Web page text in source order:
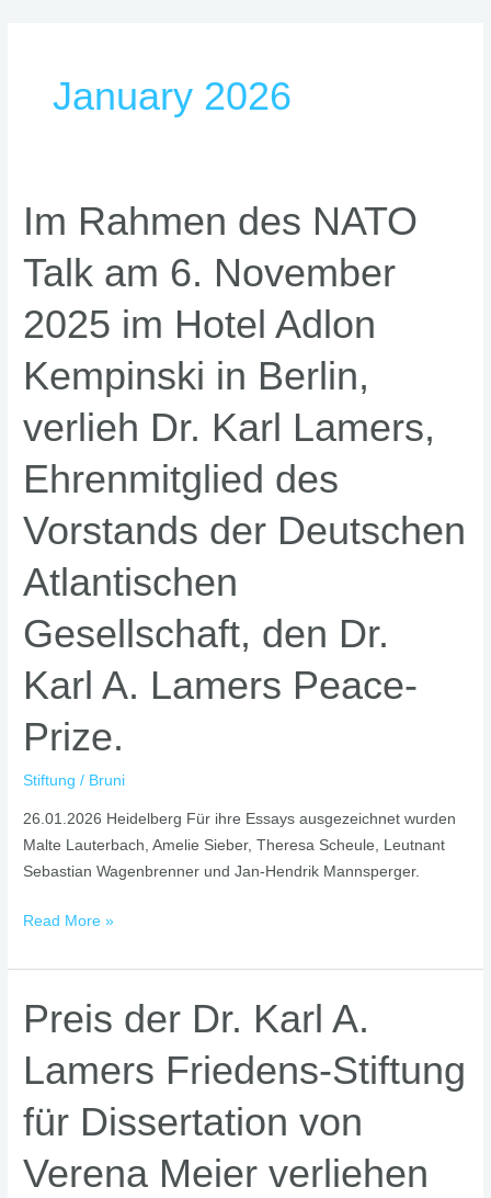
January 2026
Im Rahmen des NATO
Talk am 6. November
2025 im Hotel Adlon
Kempinski in Berlin,
verlieh Dr. Karl Lamers,
Ehrenmitglied des
Vorstands der Deutschen
Atlantischen
Gesellschaft, den Dr.
Karl A. Lamers Peace-
Prize.
Stiftung / Bruni
26.01.2026 Heidelberg Für ihre Essays ausgezeichnet wurden
Malte Lauterbach, Amelie Sieber, Theresa Scheule, Leutnant
Sebastian Wagenbrenner und Jan-Hendrik Mannsperger.
Im
Rahmen
des
NATO
Talk
am
6.
November
2025
im
Hotel
Adlon
Kempinski
in
Berlin,
Dr.
Lamers,
des
der
Deutschen
Atlantischen
Gesellschaft,
Dr.
A.
Peace-
Read More »
Preis der Dr. Karl A.
Lamers Friedens-Stiftung
für Dissertation von
Verena Meier verliehen
Preis
der
Dr.
Karl
A.
Lamers
Friedens-
Stiftung